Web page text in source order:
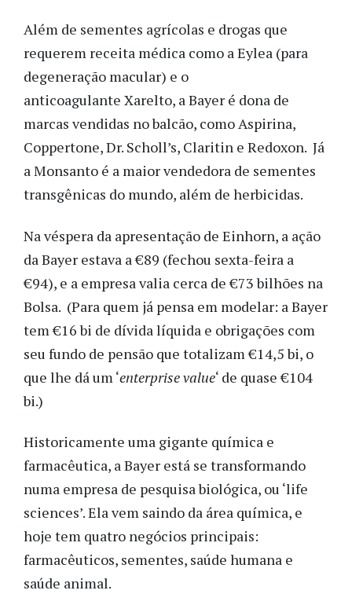
Além de sementes agrícolas e drogas que
requerem receita médica como a Eylea (para
degeneração macular) e o
anticoagulante Xarelto, a Bayer é dona de
marcas vendidas no balcão, como Aspirina,
Coppertone, Dr. Scholl’s, Claritin e Redoxon. Já
a Monsanto é a maior vendedora de sementes
transgênicas do mundo, além de herbicidas.
Na véspera da apresentação de Einhorn, a ação
da Bayer estava a €89 (fechou sexta-feira a
€94), e a empresa valia cerca de €73 bilhões na
Bolsa. (Para quem já pensa em modelar: a Bayer
tem €16 bi de dívida líquida e obrigações com
seu fundo de pensão que totalizam €14,5 bi, o
que lhe dá um ‘enterprise value‘ de quase €104
bi.)
Historicamente uma gigante química e
farmacêutica, a Bayer está se transformando
numa empresa de pesquisa biológica, ou ‘life
sciences’. Ela vem saindo da área química, e
hoje tem quatro negócios principais:
farmacêuticos, sementes, saúde humana e
saúde animal.